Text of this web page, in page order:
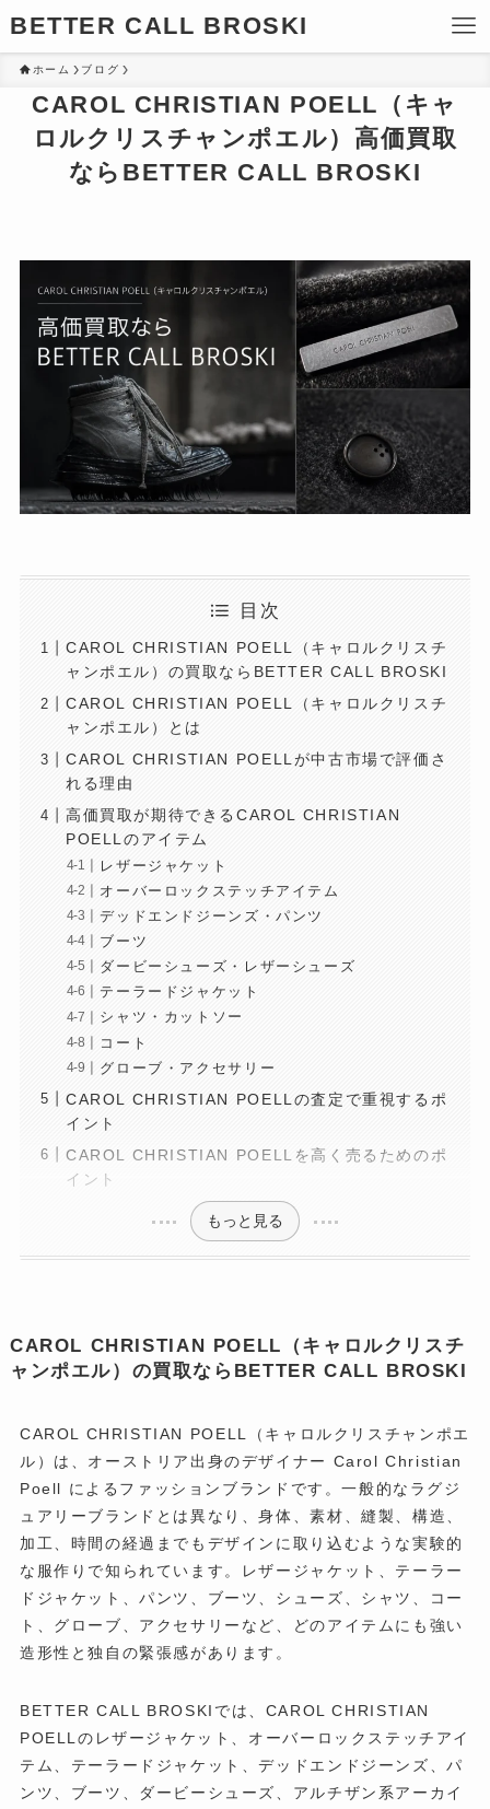
BETTER CALL BROSKI
ホーム ブログ
CAROL CHRISTIAN POELL（キャ
ロルクリスチャンポエル）高価買取
ならBETTER CALL BROSKI
目次
CAROL CHRISTIAN POELL（キャロルクリスチ
ャンポエル）の買取ならBETTER CALL BROSKI
CAROL CHRISTIAN POELL（キャロルクリスチ
ャンポエル）とは
CAROL CHRISTIAN POELLが中古市場で評価さ
れる理由
高価買取が期待できるCAROL CHRISTIAN
POELLのアイテム
レザージャケット
オーバーロックステッチアイテム
デッドエンドジーンズ・パンツ
ブーツ
ダービーシューズ・レザーシューズ
テーラードジャケット
シャツ・カットソー
コート
グローブ・アクセサリー
CAROL CHRISTIAN POELLの査定で重視するポ
イント
CAROL CHRISTIAN POELLを高く売るためのポ
イント
もっと見る
CAROL CHRISTIAN POELL（キャロルクリスチ
ャンポエル）の買取ならBETTER CALL BROSKI
CAROL CHRISTIAN POELL（キャロルクリスチャンポエ
ル）は、オーストリア出身のデザイナー Carol Christian
Poell によるファッションブランドです。一般的なラグジ
ュアリーブランドとは異なり、身体、素材、縫製、構造、
加工、時間の経過までもデザインに取り込むような実験的
な服作りで知られています。レザージャケット、テーラー
ドジャケット、パンツ、ブーツ、シューズ、シャツ、コー
ト、グローブ、アクセサリーなど、どのアイテムにも強い
造形性と独自の緊張感があります。
BETTER CALL BROSKIでは、CAROL CHRISTIAN
POELLのレザージャケット、オーバーロックステッチアイ
テム、テーラードジャケット、デッドエンドジーンズ、パ
ンツ、ブーツ、ダービーシューズ、アルチザン系アーカイ